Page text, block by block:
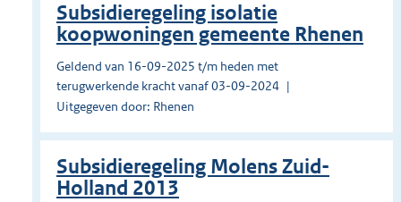
Subsidieregeling isolatie
koopwoningen gemeente Rhenen
Geldend van 16-09-2025 t/m heden met
terugwerkende kracht vanaf 03-09-2024
Uitgegeven door: Rhenen
Subsidieregeling Molens Zuid-
Holland 2013